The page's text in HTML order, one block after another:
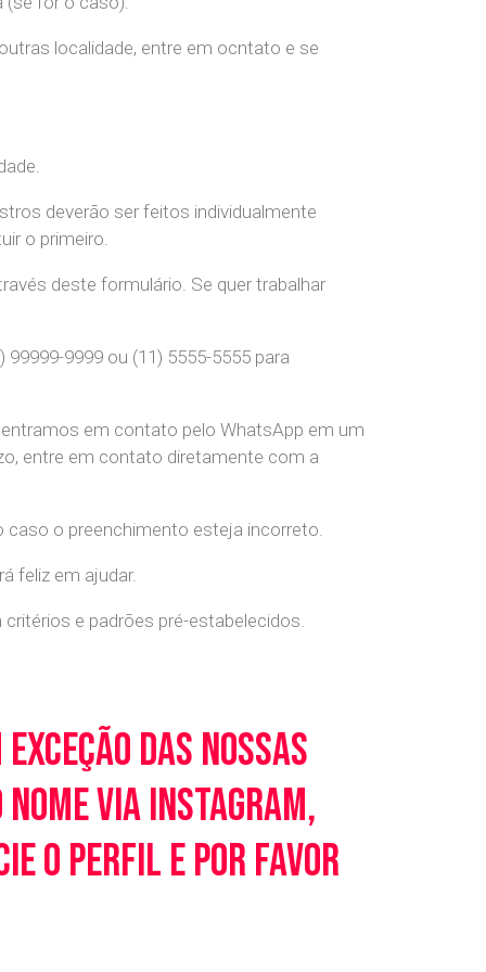
localidade, entre em ocntato e se
deverão ser feitos individualmente
o primeiro.
deste formulário. Se quer trabalhar
9999 ou (11) 5555-5555 para
em contato pelo WhatsApp em um
entre em contato diretamente com a
o preenchimento esteja incorreto.
feliz em ajudar.
e padrões pré-estabelecidos.
das nossas
via Instagram,
o perfil e por favor